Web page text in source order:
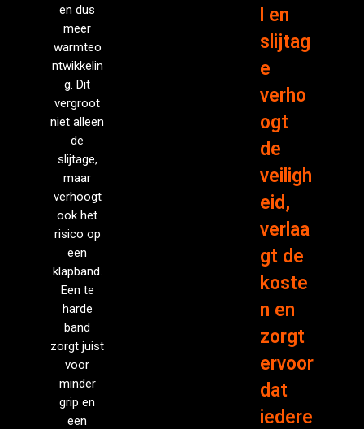
en dus
meer
warmteo
ntwikkelin
g. Dit
vergroot
niet alleen
de
slijtage,
maar
verhoogt
ook het
risico op
een
klapband.
Een te
harde
band
zorgt juist
voor
minder
grip en
een
l en
slijtag
e
verho
ogt
de
veiligh
eid,
verlaa
gt de
koste
n en
zorgt
ervoor
dat
iedere